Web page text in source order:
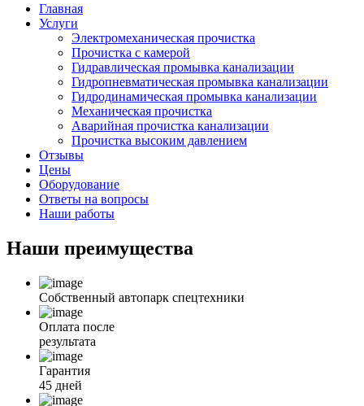
Главная
Услуги
Электромеханическая прочистка
Прочистка с камерой
Гидравлическая промывка канализации
Гидропневматическая промывка канализации
Гидродинамическая промывка канализации
Механическая прочистка
Аварийная прочистка канализации
Прочистка высоким давлением
Отзывы
Цены
Оборудование
Ответы на вопросы
Наши работы
Наши преимущества
Собственный автопарк спецтехники
Оплата после
результата
Гарантия
45 дней